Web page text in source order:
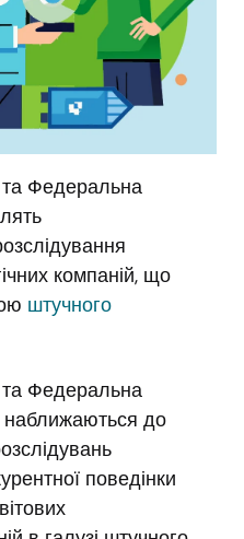
та Федеральна
компаній, що
штучного
та Федеральна
наближаються до
поведінки